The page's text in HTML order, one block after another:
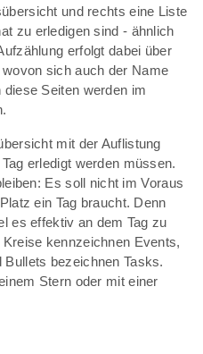
und rechts eine Liste
zu erledigen sind - ähnlich
erfolgt dabei über
sich auch der Name
Seiten werden im
mit der Auflistung
erledigt werden müssen.
Es soll nicht im Voraus
ein Tag braucht. Denn
es effektiv an dem Tag zu
kennzeichnen Events,
bezeichnen Tasks.
Stern oder mit einer